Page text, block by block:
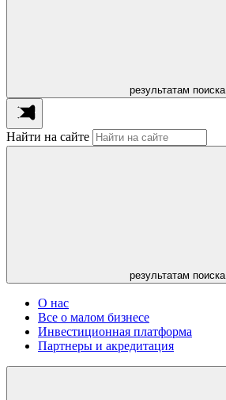
результатам поиска
Найти на сайте
результатам поиска
О нас
Все о малом бизнесе
Инвестиционная платформа
Партнеры и акредитация